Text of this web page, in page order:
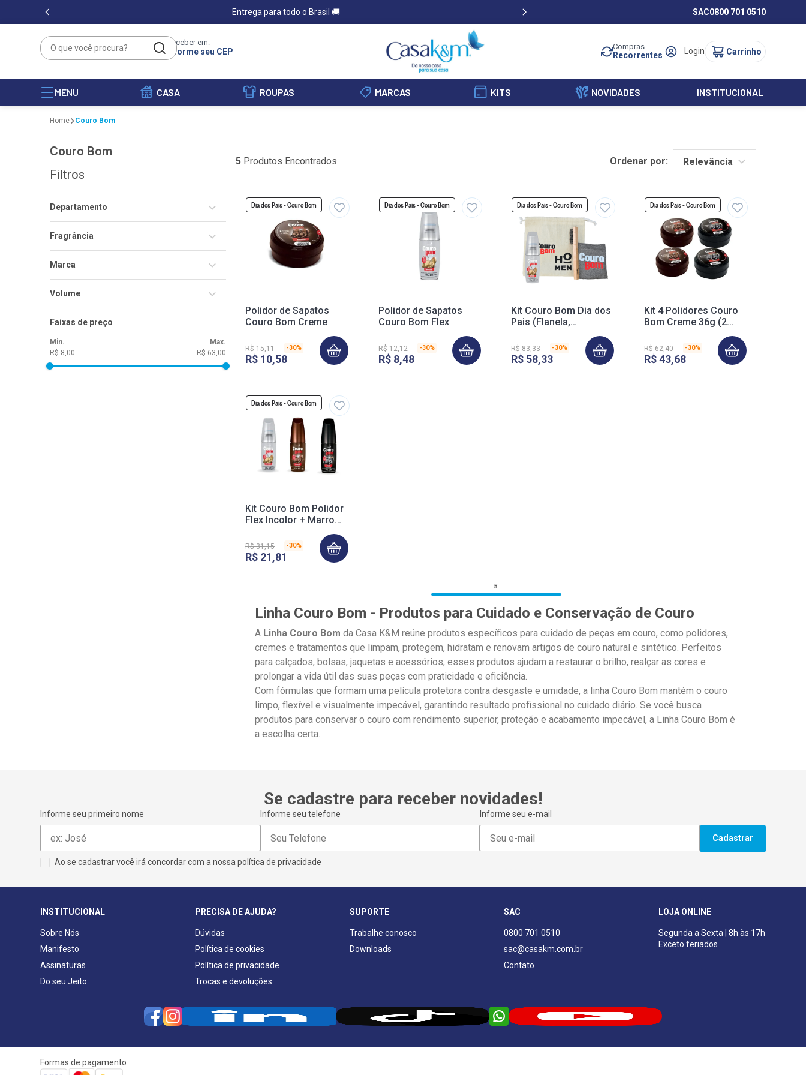
Entrega para todo o Brasil 🚚 SAC0800 701 0510
O que você procura? Receber em:
Informe seu CEP Compras
Recorrentes Login
MENU CASA ROUPAS MARCAS KITS NOVIDADES INSTITUCIONAL
Couro Bom
Couro Bom
Filtros
Departamento
Kits
Kit
Fragrância
Marrom
Preta
Marca
Volume
Faixas de preço
R$ 8,00 R$ 63,00
5 Produtos Encontrados Ordenar por: Relevância
Dia dos Pais - Couro Bom
Polidor de Sapatos
Couro Bom Creme
R$ 15,11 -30%
R$ 10,58
Dia dos Pais - Couro Bom
Polidor de Sapatos
Couro Bom Flex
R$ 12,12 -30%
R$ 8,48
Dia dos Pais - Couro Bom
Kit Couro Bom Dia dos
Pais (Flanela,
Escovinha e Sacola
Ecobag)
R$ 83,33 -30%
R$ 58,33
Dia dos Pais - Couro Bom
Kit 4 Polidores Couro
Bom Creme 36g (2
R$ 62,40 -30%
R$ 43,68
Dia dos Pais - Couro Bom
Kit Couro Bom Polidor
Flex Incolor + Marrom
R$ 31,15 -30%
R$ 21,81
5
Linha Couro Bom - Produtos para Cuidado e Conservação de Couro
A Linha Couro Bom da Casa K&M reúne produtos específicos para cuidado de peças em couro, como polidores,
cremes e tratamentos que limpam, protegem, hidratam e renovam artigos de couro natural e sintético. Perfeitos
para calçados, bolsas, jaquetas e acessórios, esses produtos ajudam a restaurar o brilho, realçar as cores e
prolongar a vida útil das suas peças com praticidade e eficiência.
Com fórmulas que formam uma película protetora contra desgaste e umidade, a linha Couro Bom mantém o couro
limpo, flexível e visualmente impecável, garantindo resultado profissional no cuidado diário. Se você busca
produtos para conservar o couro com rendimento superior, proteção e acabamento impecável, a Linha Couro Bom é
a escolha certa.
Se cadastre para receber novidades!
Informe seu primeiro nome Informe seu telefone Informe seu e-mail
Cadastrar
Ao se cadastrar você irá concordar com a nossa política de privacidade
INSTITUCIONAL
Sobre Nós
Manifesto
Assinaturas
Do seu Jeito
PRECISA DE AJUDA?
Dúvidas
Política de cookies
Política de privacidade
Trocas e devoluções
SUPORTE
Trabalhe conosco
Downloads
SAC
0800 701 0510
sac@casakm.com.br
Contato
LOJA ONLINE
Segunda a Sexta | 8h às 17h
Exceto feriados
Formas de pagamento